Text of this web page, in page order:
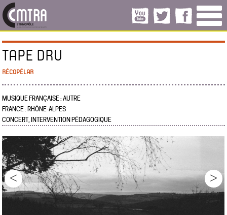
TAPE DRU
RÉCOPÉLAR
MUSIQUE FRANÇAISE : AUTRE
FRANCE : RHÔNE-ALPES
CONCERT, INTERVENTION PÉDAGOGIQUE
< >